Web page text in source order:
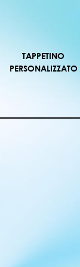
TAPPETINO
PERSONALIZZATO